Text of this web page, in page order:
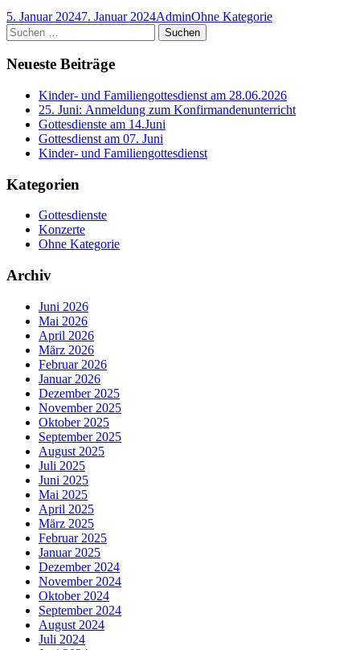
Veröffentlicht
am
5. Januar 20247. Januar 2024Autor
AdminKategorien
Ohne Kategorie
Haupt-
Seitenleiste
Suchen
nach:
Neueste Beiträge
Kinder- und Familiengottesdienst am 28.06.2026
25. Juni: Anmeldung zum Konfirmandenunterricht
Gottesdienste am 14.Juni
Gottesdienst am 07. Juni
Kinder- und Familiengottesdienst
Kategorien
Gottesdienste
Konzerte
Ohne Kategorie
Archiv
Juni 2026
Mai 2026
April 2026
März 2026
Februar 2026
Januar 2026
Dezember 2025
November 2025
Oktober 2025
September 2025
August 2025
Juli 2025
Juni 2025
Mai 2025
April 2025
März 2025
Februar 2025
Januar 2025
Dezember 2024
November 2024
Oktober 2024
September 2024
August 2024
Juli 2024